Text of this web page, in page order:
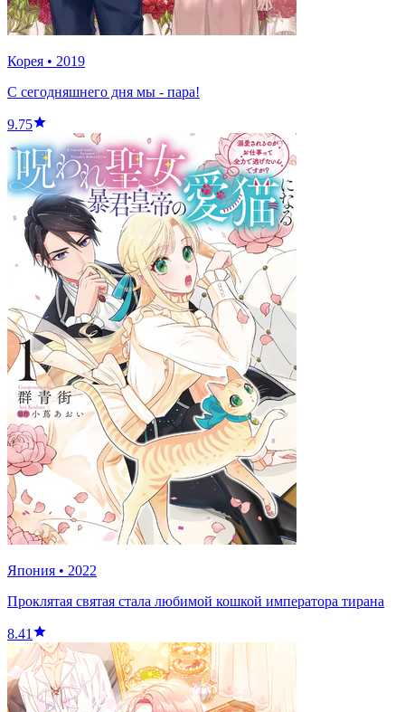
Корея • 2019
С сегодняшнего дня мы - пара!
9.75
Япония • 2022
Проклятая святая стала любимой кошкой императора тирана
8.41